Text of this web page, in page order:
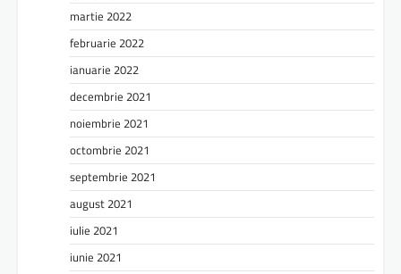
martie 2022
februarie 2022
ianuarie 2022
decembrie 2021
noiembrie 2021
octombrie 2021
septembrie 2021
august 2021
iulie 2021
iunie 2021